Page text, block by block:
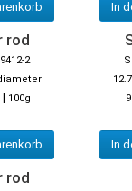
In
rod
2
| 100g
In
rod